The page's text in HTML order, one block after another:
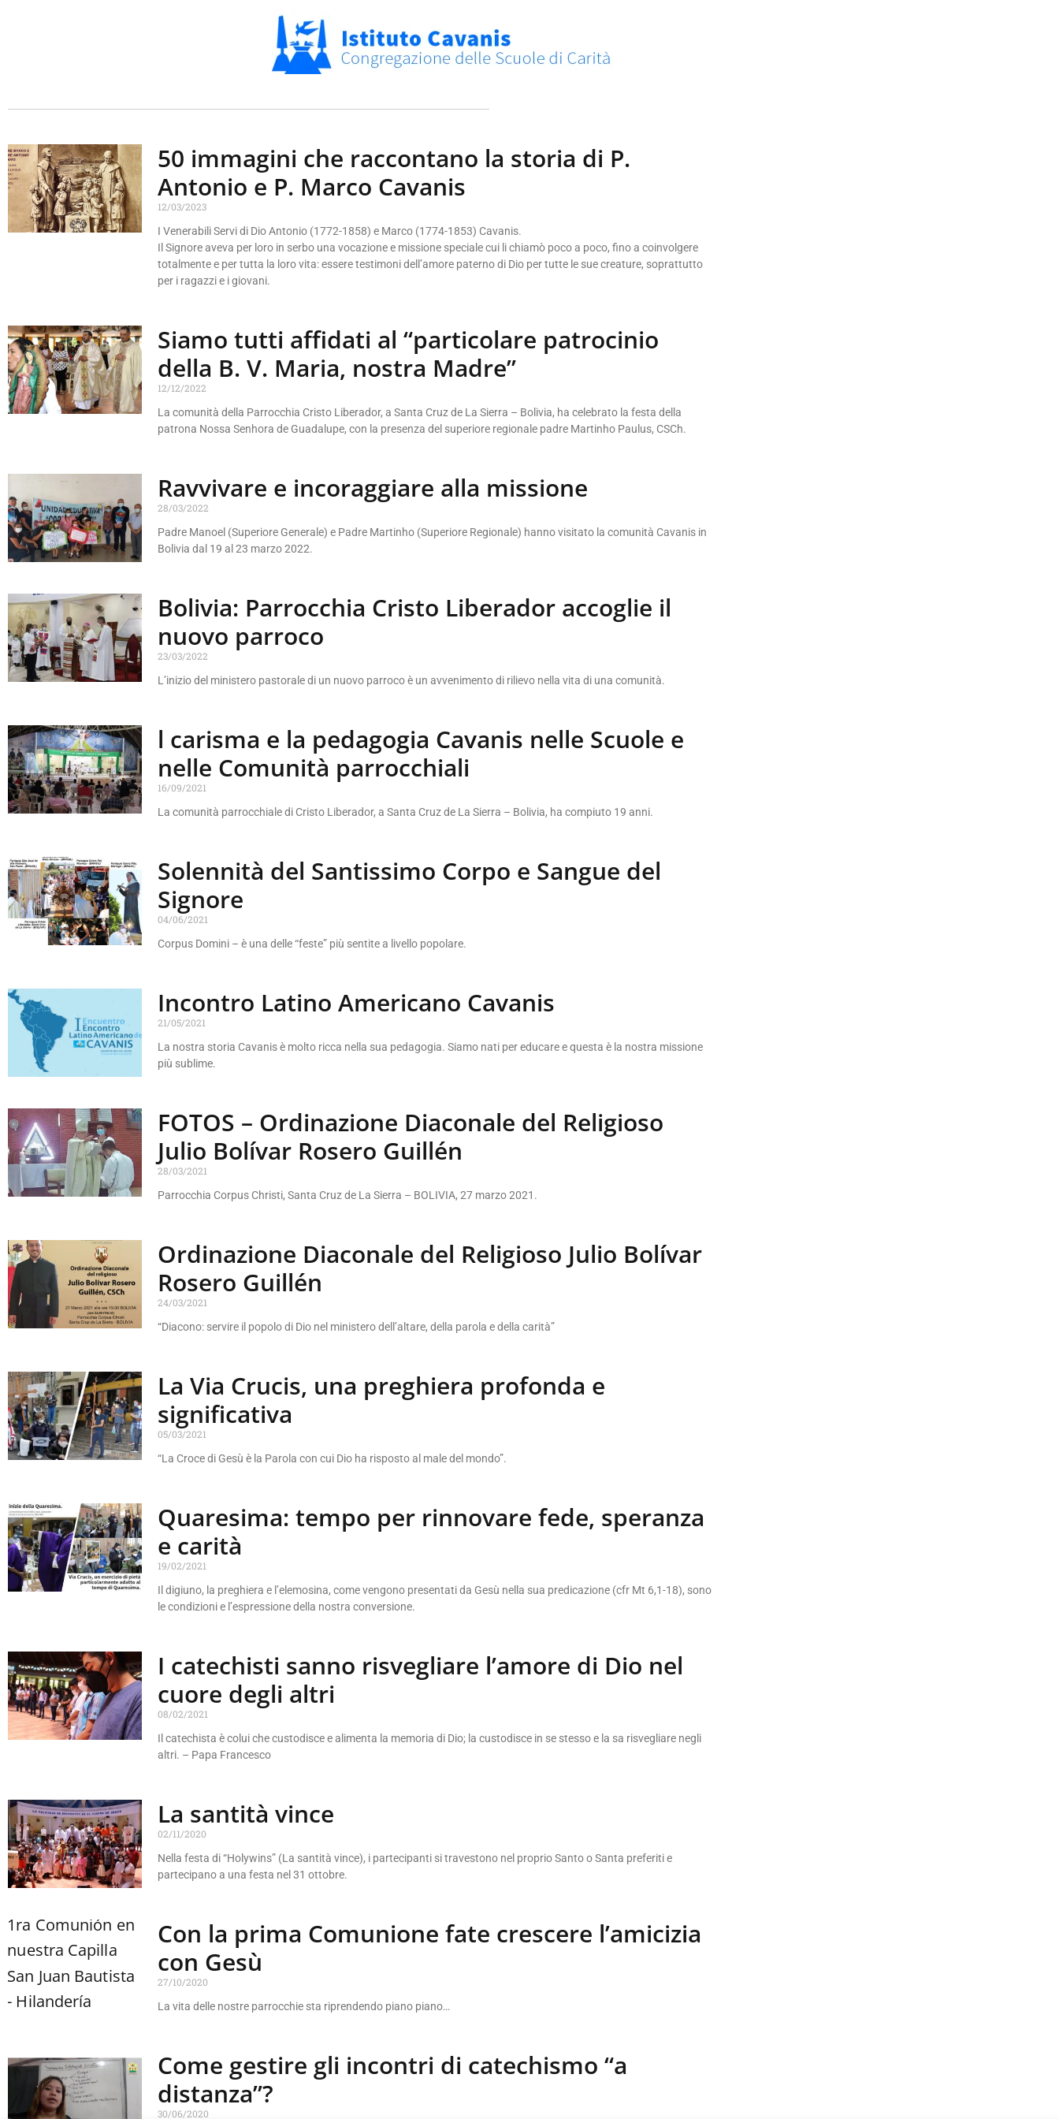
50 immagini che raccontano la storia di P.
Antonio e P. Marco Cavanis
12/03/2023
I Venerabili Servi di Dio Antonio (1772-1858) e Marco (1774-1853) Cavanis.
Il Signore aveva per loro in serbo una vocazione e missione speciale cui li chiamò poco a poco, fino a coinvolgere
totalmente e per tutta la loro vita: essere testimoni dell’amore paterno di Dio per tutte le sue creature, soprattutto
per i ragazzi e i giovani.
Siamo tutti affidati al “particolare patrocinio
della B. V. Maria, nostra Madre”
12/12/2022
La comunità della Parrocchia Cristo Liberador, a Santa Cruz de La Sierra – Bolivia, ha celebrato la festa della
patrona Nossa Senhora de Guadalupe, con la presenza del superiore regionale padre Martinho Paulus, CSCh.
Ravvivare e incoraggiare alla missione
28/03/2022
Padre Manoel (Superiore Generale) e Padre Martinho (Superiore Regionale) hanno visitato la comunità Cavanis in
Bolivia dal 19 al 23 marzo 2022.
Bolivia: Parrocchia Cristo Liberador accoglie il
nuovo parroco
23/03/2022
L’inizio del ministero pastorale di un nuovo parroco è un avvenimento di rilievo nella vita di una comunità.
l carisma e la pedagogia Cavanis nelle Scuole e
nelle Comunità parrocchiali
16/09/2021
La comunità parrocchiale di Cristo Liberador, a Santa Cruz de La Sierra – Bolivia, ha compiuto 19 anni.
Solennità del Santissimo Corpo e Sangue del
Signore
04/06/2021
Corpus Domini – è una delle “feste” più sentite a livello popolare.
Incontro Latino Americano Cavanis
21/05/2021
La nostra storia Cavanis è molto ricca nella sua pedagogia. Siamo nati per educare e questa è la nostra missione
più sublime.
FOTOS – Ordinazione Diaconale del Religioso
Julio Bolívar Rosero Guillén
28/03/2021
Parrocchia Corpus Christi, Santa Cruz de La Sierra – BOLIVIA, 27 marzo 2021.
Ordinazione Diaconale del Religioso Julio Bolívar
Rosero Guillén
24/03/2021
“Diacono: servire il popolo di Dio nel ministero dell’altare, della parola e della carità”
La Via Crucis, una preghiera profonda e
significativa
05/03/2021
“La Croce di Gesù è la Parola con cui Dio ha risposto al male del mondo”.
Quaresima: tempo per rinnovare fede, speranza
e carità
19/02/2021
Il digiuno, la preghiera e l’elemosina, come vengono presentati da Gesù nella sua predicazione (cfr Mt 6,1-18), sono
le condizioni e l’espressione della nostra conversione.
I catechisti sanno risvegliare l’amore di Dio nel
cuore degli altri
08/02/2021
Il catechista è colui che custodisce e alimenta la memoria di Dio; la custodisce in se stesso e la sa risvegliare negli
altri. – Papa Francesco
La santità vince
02/11/2020
Nella festa di “Holywins” (La santità vince), i partecipanti si travestono nel proprio Santo o Santa preferiti e
partecipano a una festa nel 31 ottobre.
Con la prima Comunione fate crescere l’amicizia
con Gesù
27/10/2020
La vita delle nostre parrocchie sta riprendendo piano piano…
Come gestire gli incontri di catechismo “a
distanza”?
30/06/2020